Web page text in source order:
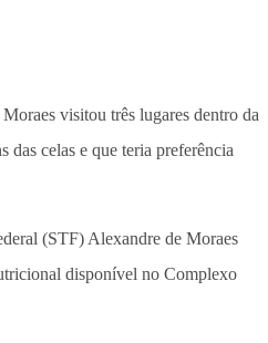
visitou três lugares dentro da
das celas e que teria preferência
(STF) Alexandre de Moraes
disponível no Complexo